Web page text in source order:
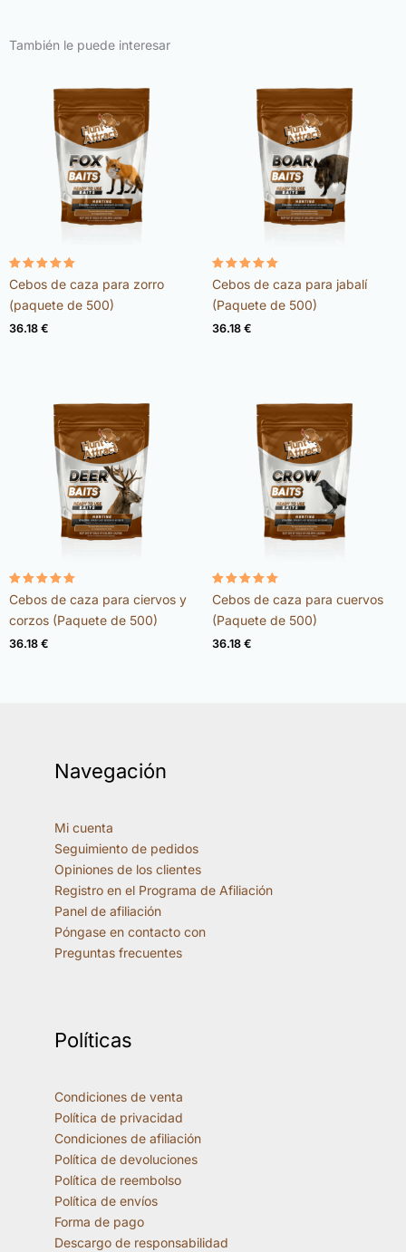
También le puede interesar
Valorado
con
4.98
de 5
Cebos de caza para zorro
(paquete de 500)
36.18 €
Valorado
con
4.92
de 5
Cebos de caza para jabalí
(Paquete de 500)
36.18 €
Valorado
con
4.98
de 5
Cebos de caza para ciervos y
corzos (Paquete de 500)
36.18 €
Valorado
con
4.96
de 5
Cebos de caza para cuervos
(Paquete de 500)
36.18 €
Navegación
Mi cuenta
Seguimiento de pedidos
Opiniones de los clientes
Registro en el Programa de Afiliación
Panel de afiliación
Póngase en contacto con
Preguntas frecuentes
Políticas
Condiciones de venta
Política de privacidad
Condiciones de afiliación
Política de devoluciones
Política de reembolso
Política de envíos
Forma de pago
Descargo de responsabilidad